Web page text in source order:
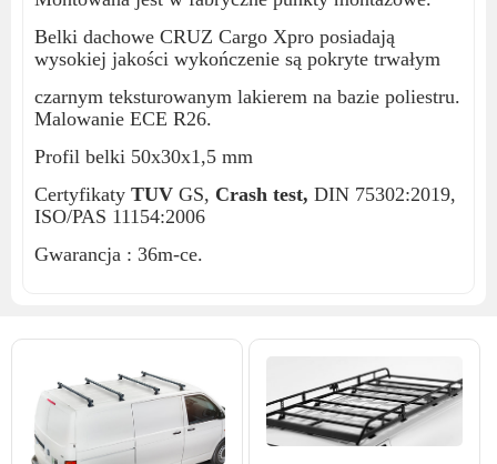
Belki dachowe CRUZ Cargo Xpro posiadają
wysokiej jakości wykończenie są pokryte trwałym
czarnym teksturowanym lakierem na bazie poliestru.
Malowanie ECE R26.
Profil belki 50x30x1,5 mm
Certyfikaty TUV GS, Crash test, DIN 75302:2019,
ISO/PAS 11154:2006
Gwarancja : 36m-ce.